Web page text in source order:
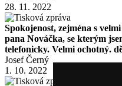
28. 11. 2022
Spokojenost, zejména s
pana Nováčka, se kterým
telefonicky. Velmi ochotný.
Josef Černý
1. 10. 2022